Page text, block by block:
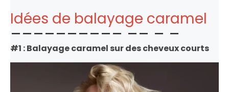
Idées de balayage caramel
#1 : Balayage caramel sur des cheveux courts